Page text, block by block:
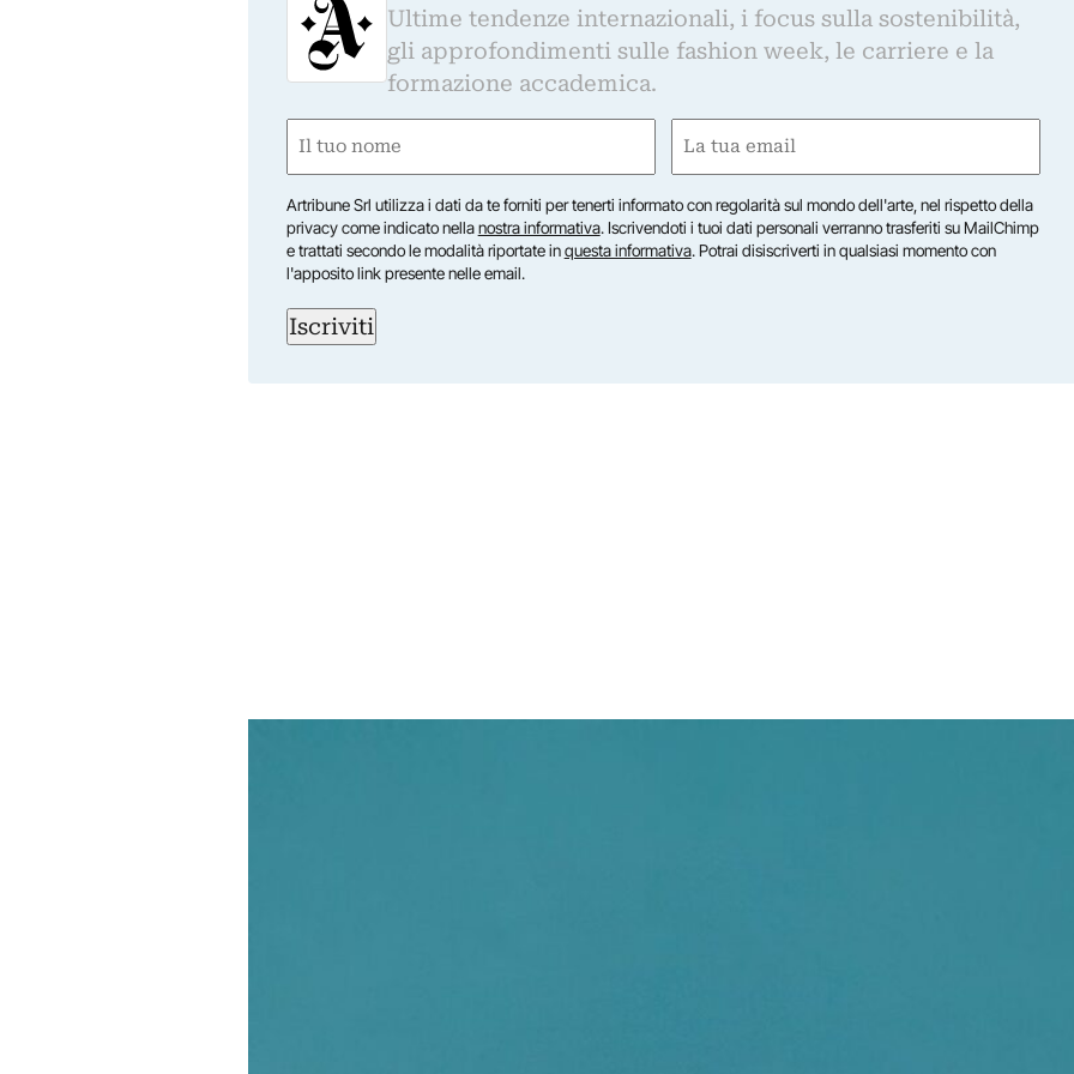
Ultime tendenze internazionali, i focus sulla sostenibilità,
gli approfondimenti sulle fashion week, le carriere e la
formazione accademica.
Nome
First
Email
Artribune Srl utilizza i dati da te forniti per tenerti informato con regolarità sul mondo dell'arte, nel rispetto della
privacy come indicato nellanostra informativa. Iscrivendoti i tuoi dati personali verranno trasferiti su MailChimp
e trattati secondo le modalità riportate inquesta informativa. Potrai disiscriverti in qualsiasi momento con
l'apposito link presente nelle email.
Iscriviti